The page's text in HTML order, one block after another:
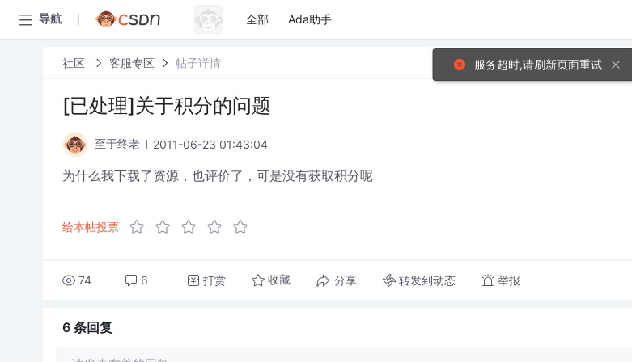
导航 全部 Ada助手
社区 客服专区 帖子详情
[已处理]关于积分的问题
至于终老 2011-06-23 01:43:04
为什么我下载了资源，也评价了，可是没有获取积分呢
给本帖投票
74 6 打赏 收藏 分享 转发到动态 举报
6 条回复
服务超时,请刷新页面重试